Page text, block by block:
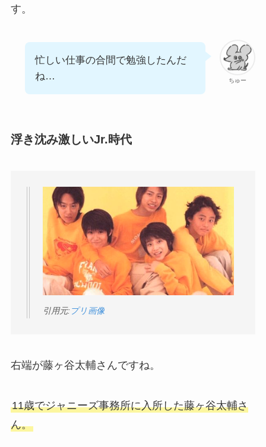
す。
ちゅー
忙しい仕事の合間で勉強したんだ
ね…
浮き沈み激しいJr.時代
引用元:プリ画像
右端が藤ヶ谷太輔さんですね。
11歳でジャニーズ事務所に入所した藤ヶ谷太輔さ
ん。